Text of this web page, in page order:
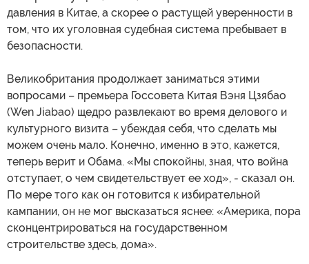
давления в Китае, а скорее о растущей уверенности в
том, что их уголовная судебная система пребывает в
безопасности.
Великобритания продолжает заниматься этими
вопросами – премьера Госсовета Китая Вэня Цзябао
(Wen Jiabao) щедро развлекают во время делового и
культурного визита – убеждая себя, что сделать мы
можем очень мало. Конечно, именно в это, кажется,
теперь верит и Обама. «Мы спокойны, зная, что война
отступает, о чем свидетельствует ее ход», - сказал он.
По мере того как он готовится к избирательной
кампании, он не мог высказаться яснее: «Америка, пора
сконцентрироваться на государственном
строительстве здесь, дома».